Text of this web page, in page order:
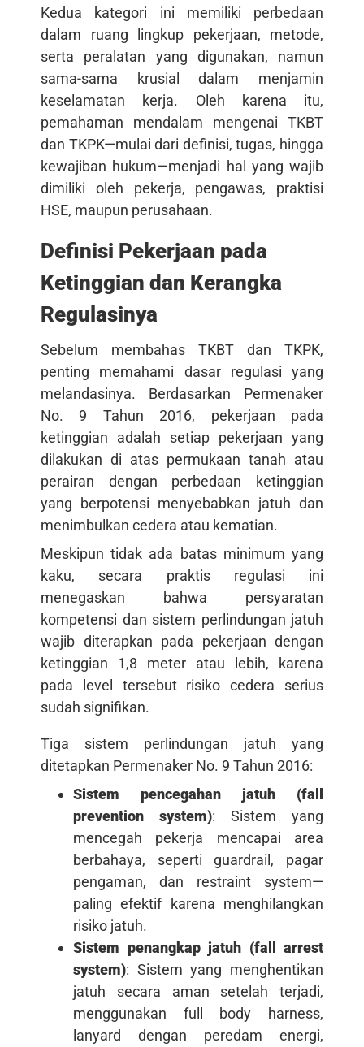
Kedua kategori ini memiliki perbedaan
dalam ruang lingkup pekerjaan, metode,
serta peralatan yang digunakan, namun
sama-sama krusial dalam menjamin
keselamatan kerja. Oleh karena itu,
pemahaman mendalam mengenai TKBT
dan TKPK—mulai dari definisi, tugas, hingga
kewajiban hukum—menjadi hal yang wajib
dimiliki oleh pekerja, pengawas, praktisi
HSE, maupun perusahaan.
Definisi Pekerjaan pada
Ketinggian dan Kerangka
Regulasinya
Sebelum membahas TKBT dan TKPK,
penting memahami dasar regulasi yang
melandasinya. Berdasarkan Permenaker
No. 9 Tahun 2016, pekerjaan pada
ketinggian adalah setiap pekerjaan yang
dilakukan di atas permukaan tanah atau
perairan dengan perbedaan ketinggian
yang berpotensi menyebabkan jatuh dan
menimbulkan cedera atau kematian.
Meskipun tidak ada batas minimum yang
kaku, secara praktis regulasi ini
menegaskan bahwa persyaratan
kompetensi dan sistem perlindungan jatuh
wajib diterapkan pada pekerjaan dengan
ketinggian 1,8 meter atau lebih, karena
pada level tersebut risiko cedera serius
sudah signifikan.
Tiga sistem perlindungan jatuh yang
ditetapkan Permenaker No. 9 Tahun 2016:
Sistem pencegahan jatuh (fall
prevention system): Sistem yang
mencegah pekerja mencapai area
berbahaya, seperti guardrail, pagar
pengaman, dan restraint system—
paling efektif karena menghilangkan
risiko jatuh.
Sistem penangkap jatuh (fall arrest
system): Sistem yang menghentikan
jatuh secara aman setelah terjadi,
menggunakan full body harness,
lanyard dengan peredam energi,